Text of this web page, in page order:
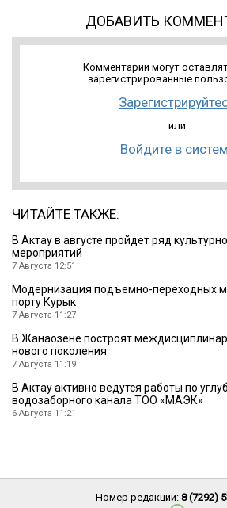
ДОБАВИТЬ
Комментарии могут
зарегистрированные
или
Войдите в
ЧИТАЙТЕ ТАКЖЕ:
В Актау в августе пройдет ряд
мероприятий
7 Августа 12:51
Модернизация подъемно-переходных
порту Курык
7 Августа 11:27
В Жанаозене построят
нового поколения
7 Августа 11:19
В Актау активно ведутся работы по
водозаборного канала ТОО «МАЭК»
6 Августа 11:21
Номер редакции: 8 (7292)